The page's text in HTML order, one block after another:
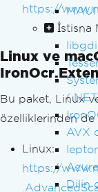
İstisna
AVX
Azure
Dilin
https://
Linux ve
Bu paket, Linux
özelliklerinden de
Linux:
https://